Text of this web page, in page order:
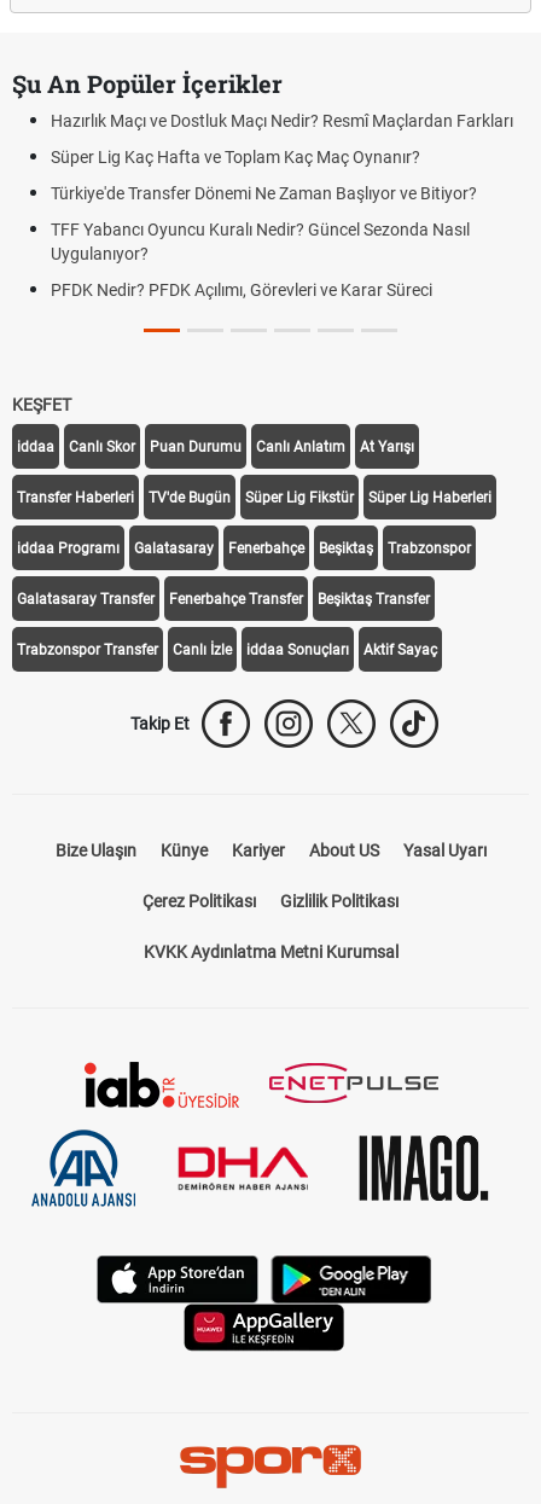
Şu An Popüler İçerikler
Hazırlık Maçı ve Dostluk Maçı Nedir? Resmî Maçlardan Farkları
Süper Lig Kaç Hafta ve Toplam Kaç Maç Oynanır?
Türkiye'de Transfer Dönemi Ne Zaman Başlıyor ve Bitiyor?
TFF Yabancı Oyuncu Kuralı Nedir? Güncel Sezonda Nasıl
Uygulanıyor?
PFDK Nedir? PFDK Açılımı, Görevleri ve Karar Süreci
KEŞFET
iddaa Canlı Skor Puan Durumu Canlı Anlatım At Yarışı
Transfer Haberleri TV'de Bugün Süper Lig Fikstür Süper Lig Haberleri
iddaa Programı Galatasaray Fenerbahçe Beşiktaş Trabzonspor
Galatasaray Transfer Fenerbahçe Transfer Beşiktaş Transfer
Trabzonspor Transfer Canlı İzle iddaa Sonuçları Aktif Sayaç
Takip Et
Bize Ulaşın Künye Kariyer About US Yasal Uyarı
Çerez Politikası Gizlilik Politikası
KVKK Aydınlatma Metni Kurumsal